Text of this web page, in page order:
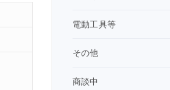
電動工具等
その他
商談中